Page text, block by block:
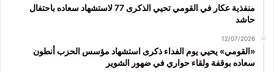
منفذية عكار في القومي تحيي الذكرى 77 لاستشهاد سعاده باحتفال
حاشد
12/07/2026
«القومي» يحيي يوم الفداء ذكرى استشهاد مؤسس الحزب أنطون
سعاده بوقفة ولقاء حواري في ضهور الشوير